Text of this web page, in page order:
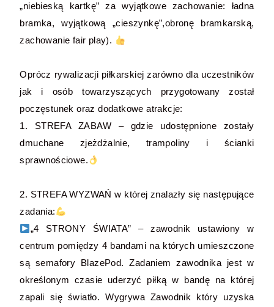
„niebieską kartkę” za wyjątkowe zachowanie: ładna
bramka, wyjątkową „cieszynkę”,obronę bramkarską,
zachowanie fair play).
Oprócz rywalizacji piłkarskiej zarówno dla uczestników
jak i osób towarzyszących przygotowany został
poczęstunek oraz dodatkowe atrakcje:
1. STREFA ZABAW – gdzie udostępnione zostały
dmuchane zjeżdżalnie, trampoliny i ścianki
sprawnościowe.
2. STREFA WYZWAŃ w której znalazły się następujące
zadania:
„4 STRONY ŚWIATA” – zawodnik ustawiony w
centrum pomiędzy 4 bandami na których umieszczone
są semafory BlazePod. Zadaniem zawodnika jest w
określonym czasie uderzyć piłką w bandę na której
zapali się światło. Wygrywa Zawodnik który uzyska